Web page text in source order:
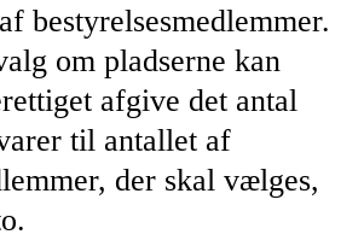
bestyrelsesmedlemmer.
om pladserne kan
afgive det antal
til antallet af
der skal vælges,